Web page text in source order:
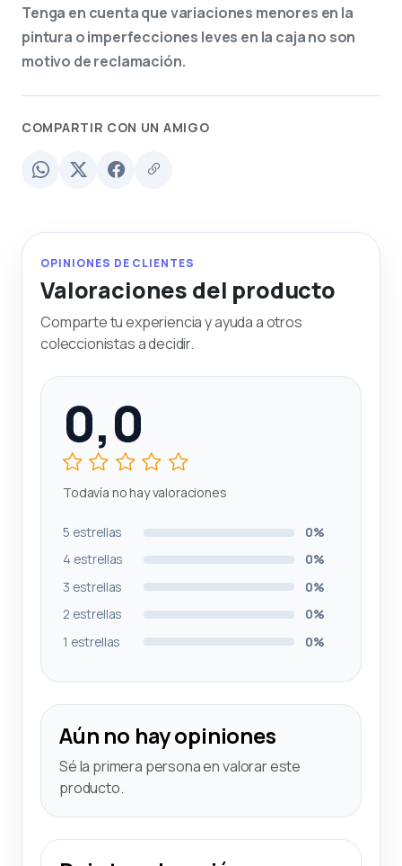
Tenga en cuenta que variaciones menores en la
pintura o imperfecciones leves en la caja no son
motivo de reclamación.
COMPARTIR CON UN AMIGO
OPINIONES DE CLIENTES
Valoraciones del producto
Comparte tu experiencia y ayuda a otros
coleccionistas a decidir.
0,0
Todavía no hay valoraciones
5 estrellas
0%
4 estrellas
0%
3 estrellas
0%
2 estrellas
0%
1 estrellas
0%
Aún no hay opiniones
Sé la primera persona en valorar este
producto.